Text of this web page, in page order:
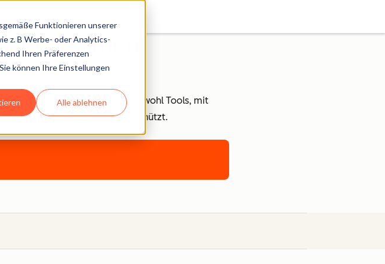
Funktionieren unserer
z. B Werbe- oder Analytics-
Ihren Präferenzen
können Ihre Einstellungen
Alle ablehnen
jedes unserer Produkte sowohl Tools, mit
die Ihre Daten schützt.